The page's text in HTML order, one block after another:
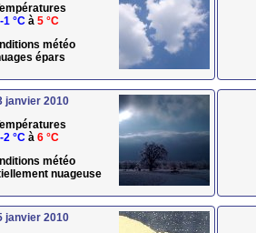
-1 °C à 5 °C
météo
épars
janvier 2010
-2 °C à 6 °C
météo
nuageuse
janvier 2010